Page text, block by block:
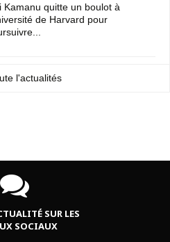
Kamanu quitte un boulot à
de Harvard pour
l'actualités
SUR LES
SOCIAUX